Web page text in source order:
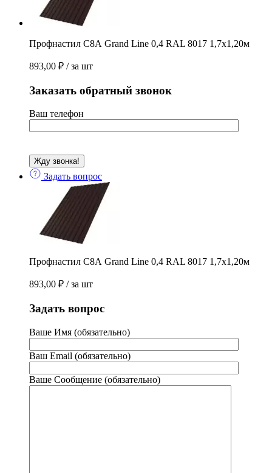
Профнастил С8А Grand Line 0,4 RAL 8017 1,7х1,20м
893,00 ₽ / за шт
Заказать обратный звонок
Ваш телефон
Задать вопрос
Профнастил С8А Grand Line 0,4 RAL 8017 1,7х1,20м
893,00 ₽ / за шт
Задать вопрос
Ваше Имя (обязательно)
Ваш Email (обязательно)
Ваше Сообщение (обязательно)